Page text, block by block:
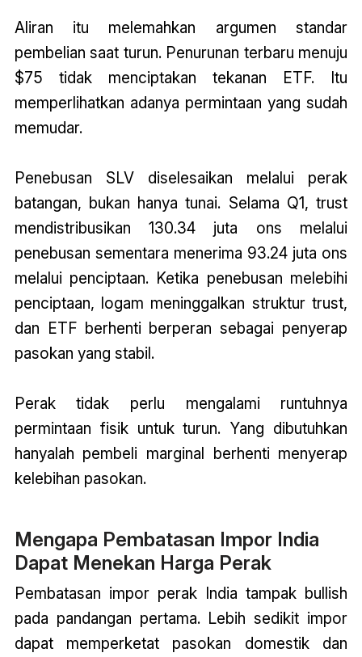
Aliran itu melemahkan argumen standar
pembelian saat turun. Penurunan terbaru menuju
$75 tidak menciptakan tekanan ETF. Itu
memperlihatkan adanya permintaan yang sudah
memudar.
Penebusan SLV diselesaikan melalui perak
batangan, bukan hanya tunai. Selama Q1, trust
mendistribusikan 130.34 juta ons melalui
penebusan sementara menerima 93.24 juta ons
melalui penciptaan. Ketika penebusan melebihi
penciptaan, logam meninggalkan struktur trust,
dan ETF berhenti berperan sebagai penyerap
pasokan yang stabil.
Perak tidak perlu mengalami runtuhnya
permintaan fisik untuk turun. Yang dibutuhkan
hanyalah pembeli marginal berhenti menyerap
kelebihan pasokan.
Mengapa Pembatasan Impor India
Dapat Menekan Harga Perak
Pembatasan impor perak India tampak bullish
pada pandangan pertama. Lebih sedikit impor
dapat memperketat pasokan domestik dan